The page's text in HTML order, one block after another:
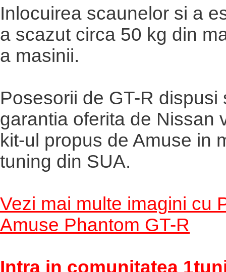
Inlocuirea scaunelor si a
a scazut circa 50 kg din
a masinii.
Posesorii de GT-R dispusi
garantia oferita de Nissan
kit-ul propus de Amuse in
tuning din SUA.
Vezi mai multe imagini cu
Amuse Phantom GT-R
Intra in comunitatea